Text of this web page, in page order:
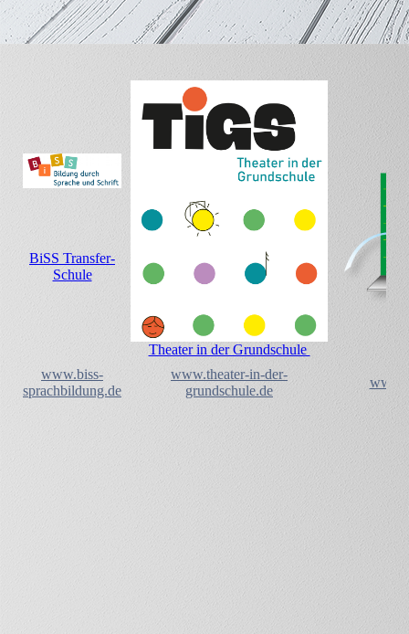
BiSS Transfer-
Schule
Theater in der Grundschule
www.biss-
sprachbildung.de
www.theater-in-der-
grundschule.de